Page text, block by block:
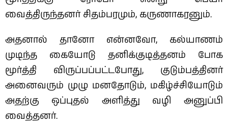
வைத்திருந்தனர் சிதம்பரமும், கருணாகரனும்.
அதனால் தானோ என்னவோ, கல்யாணம்
முடிந்த கையோடு தனிக்குடித்தனம் போக
மூர்த்தி விருப்பப்பட்டபோது, குடும்பத்தினர்
அனைவரும் முழு மனதோடும், மகிழ்ச்சியோடும்
அதற்கு ஒப்புதல் அளித்து வழி அனுப்பி
வைத்தனர்.